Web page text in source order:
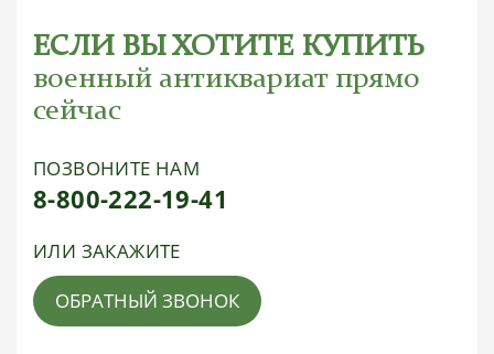
ЕСЛИ ВЫ ХОТИТЕ КУПИТЬ
военный антиквариат прямо
сейчас
ПОЗВОНИТЕ НАМ
8-800-222-19-41
ИЛИ ЗАКАЖИТЕ
ОБРАТНЫЙ ЗВОНОК